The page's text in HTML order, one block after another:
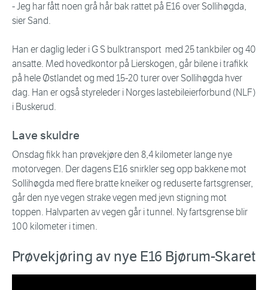
- Jeg har fått noen grå hår bak rattet på E16 over Sollihøgda,
sier Sand.
Han er daglig leder i G S bulktransport med 25 tankbiler og 40
ansatte. Med hovedkontor på Lierskogen, går bilene i trafikk
på hele Østlandet og med 15-20 turer over Sollihøgda hver
dag. Han er også styreleder i Norges lastebileierforbund (NLF)
i Buskerud.
Lave skuldre
Onsdag fikk han prøvekjøre den 8,4 kilometer lange nye
motorvegen. Der dagens E16 snirkler seg opp bakkene mot
Sollihøgda med flere bratte kneiker og reduserte fartsgrenser,
går den nye vegen strake vegen med jevn stigning mot
toppen. Halvparten av vegen går i tunnel. Ny fartsgrense blir
100 kilometer i timen.
Prøvekjøring av nye E16 Bjørum-Skaret